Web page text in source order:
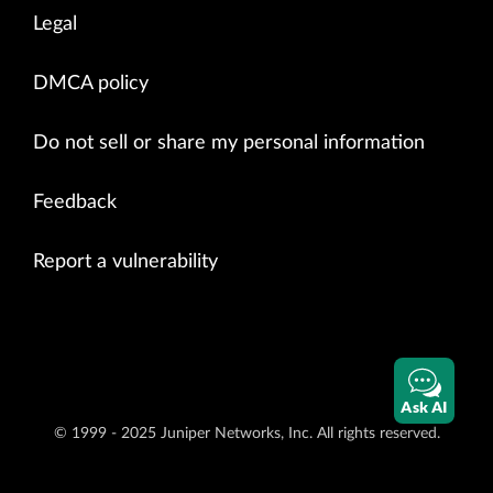
Legal
DMCA policy
Do not sell or share my personal information
Feedback
Report a vulnerability
© 1999 - 2025 Juniper Networks, Inc. All rights reserved.
Ask AI